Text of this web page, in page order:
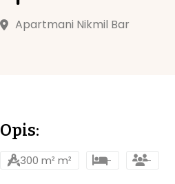
Apartmani Nikmil Bar
Opis:
300 m² m² - -